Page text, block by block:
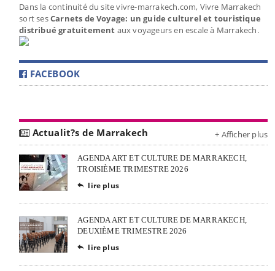
Dans la continuité du site vivre-marrakech.com, Vivre Marrakech
sort sesCarnets de Voyage: un guide culturel et touristique
distribué gratuitement aux voyageurs en escale à Marrakech.
FACEBOOK
Actualit?s de Marrakech + Afficher plus
AGENDA ART ET CULTURE DE MARRAKECH,
TROISIÈME TRIMESTRE 2026
 lire plus
AGENDA ART ET CULTURE DE MARRAKECH,
DEUXIÈME TRIMESTRE 2026
 lire plus